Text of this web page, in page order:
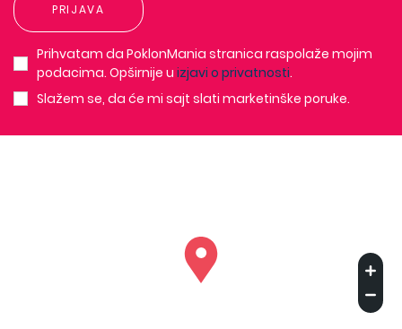
PRIJAVA
Prihvatam da PoklonMania stranica raspolaže mojim
podacima. Opširnije u izjavi o privatnosti.
Slažem se, da će mi sajt slati marketinške poruke.